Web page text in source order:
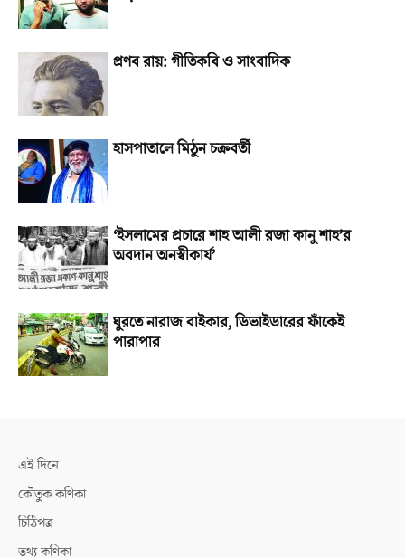
প্রণব রায়: গীতিকবি ও সাংবাদিক
হাসপাতালে মিঠুন চক্রবর্তী
‘ইসলামের প্রচারে শাহ আলী রজা কানু শাহ’র
অবদান অনস্বীকার্য’
ঘুরতে নারাজ বাইকার, ডিভাইডারের ফাঁকেই
পারাপার
এই দিনে
কৌতুক কণিকা
চিঠিপত্র
তথ্য কণিকা